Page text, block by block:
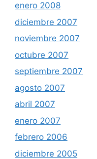
enero 2008
diciembre 2007
noviembre 2007
octubre 2007
septiembre 2007
agosto 2007
abril 2007
enero 2007
febrero 2006
diciembre 2005